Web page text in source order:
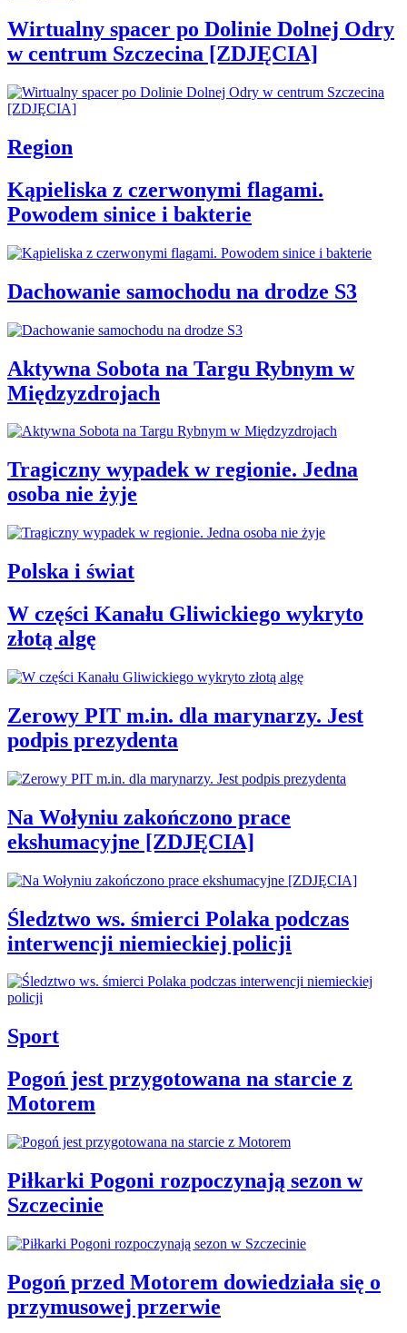
Wirtualny spacer po Dolinie Dolnej Odry
w centrum Szczecina [ZDJĘCIA]
Region
Kąpieliska z czerwonymi flagami.
Powodem sinice i bakterie
Dachowanie samochodu na drodze S3
Aktywna Sobota na Targu Rybnym w
Międzyzdrojach
Tragiczny wypadek w regionie. Jedna
osoba nie żyje
Polska i świat
W części Kanału Gliwickiego wykryto
złotą algę
Zerowy PIT m.in. dla marynarzy. Jest
podpis prezydenta
Na Wołyniu zakończono prace
ekshumacyjne [ZDJĘCIA]
Śledztwo ws. śmierci Polaka podczas
interwencji niemieckiej policji
Sport
Pogoń jest przygotowana na starcie z
Motorem
Piłkarki Pogoni rozpoczynają sezon w
Szczecinie
Pogoń przed Motorem dowiedziała się o
przymusowej przerwie